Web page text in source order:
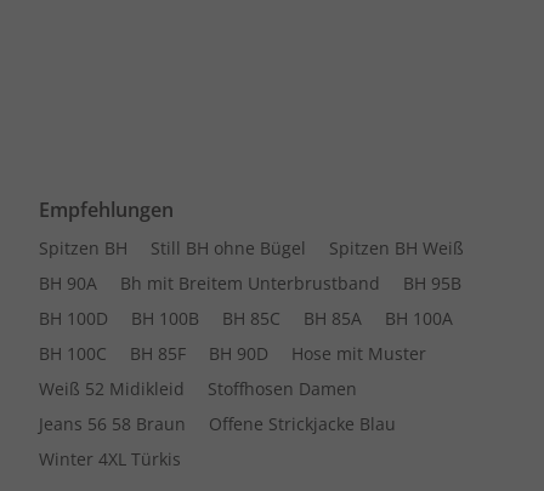
Empfehlungen
Spitzen BH Still BH ohne Bügel
Spitzen BH Weiß
BH 90A
Bh mit Breitem Unterbrustband
BH 95B
BH 100D
BH 100B BH 85C BH 85A
BH 100A
BH 100C
BH 85F BH 90D
Hose mit Muster
Weiß 52 Midikleid
Stoffhosen Damen
Jeans 56 58 Braun
Offene Strickjacke Blau
Winter 4XL Türkis